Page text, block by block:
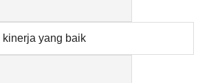
kinerja yang baik